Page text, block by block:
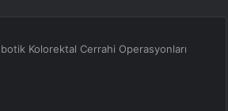
Kolorektal Cerrahi Operasyonları